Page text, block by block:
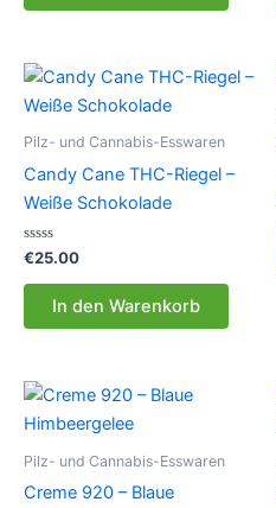
Pilz- und Cannabis-Esswaren
Candy Cane THC-Riegel –
Weiße Schokolade
Bewertet
mit
0
€25.00
In den Warenkorb
Pilz- und Cannabis-Esswaren
Creme 920 – Blaue